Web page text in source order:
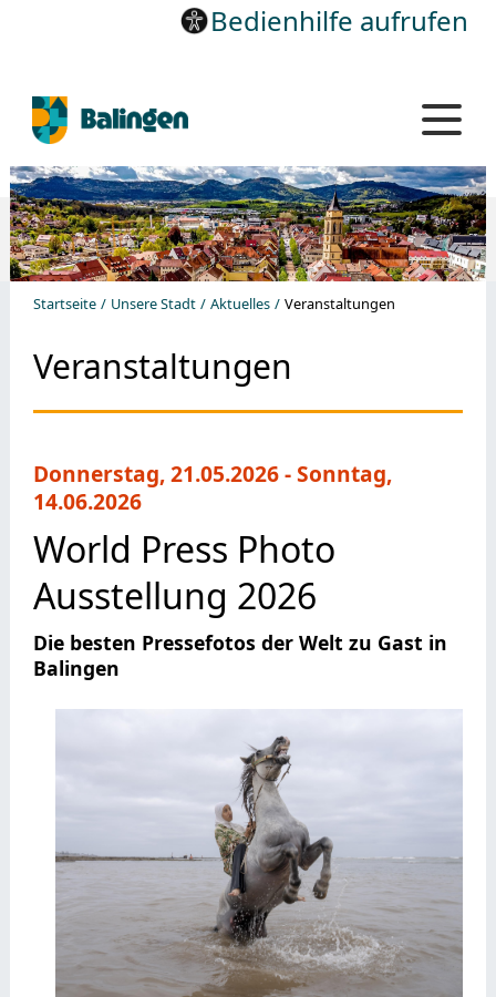
Bedienhilfe aufrufen
Startseite Unsere Stadt Aktuelles Veranstaltungen
Veranstaltungen
Donnerstag, 21.05.2026-Sonntag,
14.06.2026
World Press Photo
Ausstellung 2026
Die besten Pressefotos der Welt zu Gast in
Balingen